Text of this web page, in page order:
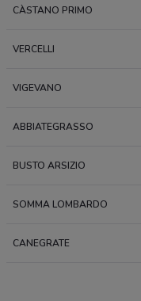
CÀSTANO PRIMO
VERCELLI
VIGEVANO
ABBIATEGRASSO
BUSTO ARSIZIO
SOMMA LOMBARDO
CANEGRATE